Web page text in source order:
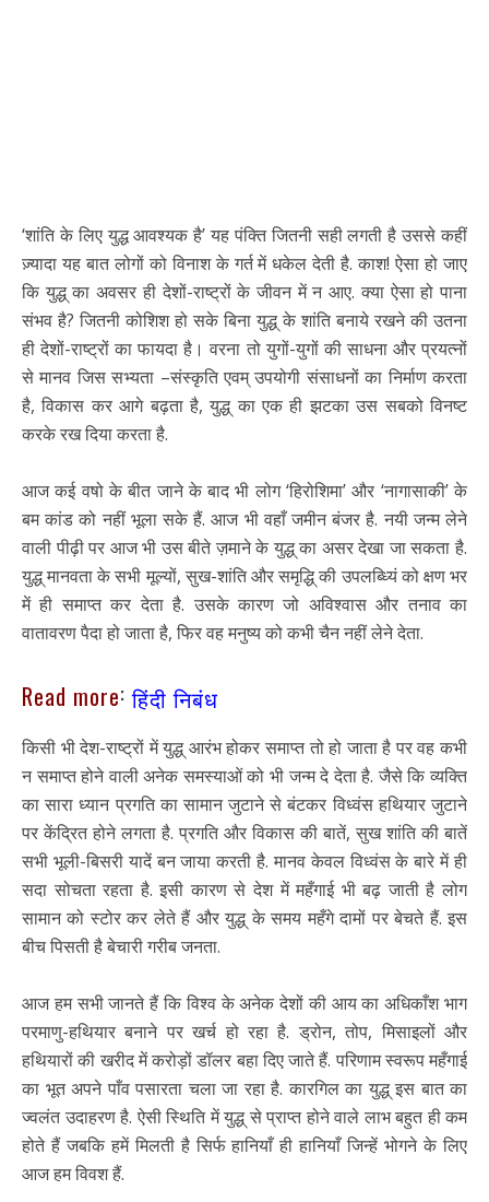
‘शांति के लिए युद्ध आवश्यक है’ यह पंक्ति जितनी सही लगती है उससे कहीं
ज़्यादा यह बात लोगों को विनाश के गर्त में धकेल देती है. काश! ऐसा हो जाए
कि युद्ध् का अवसर ही देशों-राष्ट्रों के जीवन में न आए. क्या ऐसा हो पाना
संभव है? जितनी कोशिश हो सके बिना युद्ध् के शांति बनाये रखने की उतना
ही देशों-राष्ट्रों का फायदा है। वरना तो युगों-युगों की साधना और प्रयत्नों
से मानव जिस सभ्यता –संस्कृति एवम् उपयोगी संसाधनों का निर्माण करता
है, विकास कर आगे बढ़ता है, युद्ध् का एक ही झटका उस सबको विनष्ट
करके रख दिया करता है.
आज कई वषो के बीत जाने के बाद भी लोग ‘हिरोशिमा’ और ‘नागासाकी’ के
बम कांड को नहीं भूला सके हैं. आज भी वहाँ जमीन बंजर है. नयी जन्म लेने
वाली पीढ़ी पर आज भी उस बीते ज़माने के युद्ध् का असर देखा जा सकता है.
युद्ध् मानवता के सभी मूल्यों, सुख-शांति और समृद्धि् की उपलब्ध्यिं को क्षण भर
में ही समाप्त कर देता है. उसके कारण जो अविश्वास और तनाव का
वातावरण पैदा हो जाता है, फिर वह मनुष्य को कभी चैन नहीं लेने देता.
Read more:हिंदी निबंध
किसी भी देश-राष्ट्रों में युद्ध् आरंभ होकर समाप्त तो हो जाता है पर वह कभी
न समाप्त होने वाली अनेक समस्याओं को भी जन्म दे देता है. जैसे कि व्यक्ति
का सारा ध्यान प्रगति का सामान जुटाने से बंटकर विध्वंस हथियार जुटाने
पर केंद्रित होने लगता है. प्रगति और विकास की बातें, सुख शांति की बातें
सभी भूली-बिसरी यादें बन जाया करती है. मानव केवल विध्वंस के बारे में ही
सदा सोचता रहता है. इसी कारण से देश में महँगाई भी बढ़ जाती है लोग
सामान को स्टोर कर लेते हैं और युद्ध् के समय महँगे दामों पर बेचते हैं. इस
बीच पिसती है बेचारी गरीब जनता.
आज हम सभी जानते हैं कि विश्व के अनेक देशों की आय का अधिकाँश भाग
परमाणु-हथियार बनाने पर खर्च हो रहा है. ड्रोन, तोप, मिसाइलों और
हथियारों की खरीद में करोड़ों डॉलर बहा दिए जाते हैं. परिणाम स्वरूप महँगाई
का भूत अपने पाँव पसारता चला जा रहा है. कारगिल का युद्ध् इस बात का
ज्वलंत उदाहरण है. ऐसी स्थिति में युद्ध् से प्राप्त होने वाले लाभ बहुत ही कम
होते हैं जबकि हमें मिलती है सिर्फ हानियाँ ही हानियाँ जिन्हें भोगने के लिए
आज हम विवश हैं.